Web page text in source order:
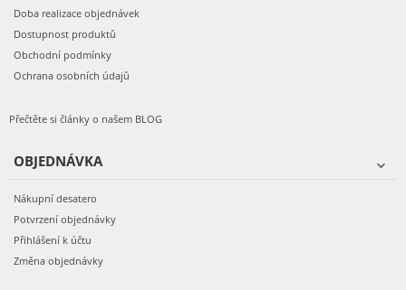
Doba realizace objednávek
Dostupnost produktů
Obchodní podmínky
Ochrana osobních údajů
Přečtěte si články o našem BLOG
OBJEDNÁVKA
Nákupní desatero
Potvrzení objednávky
Přihlášení k účtu
Změna objednávky